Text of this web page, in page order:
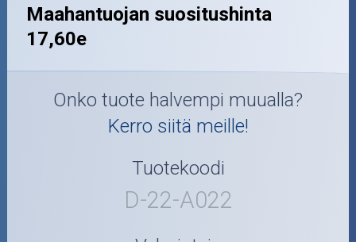
Maahantuojan suositushinta
17,60e
Onko tuote halvempi muualla?
Kerro siitä meille!
Tuotekoodi
D-22-A022